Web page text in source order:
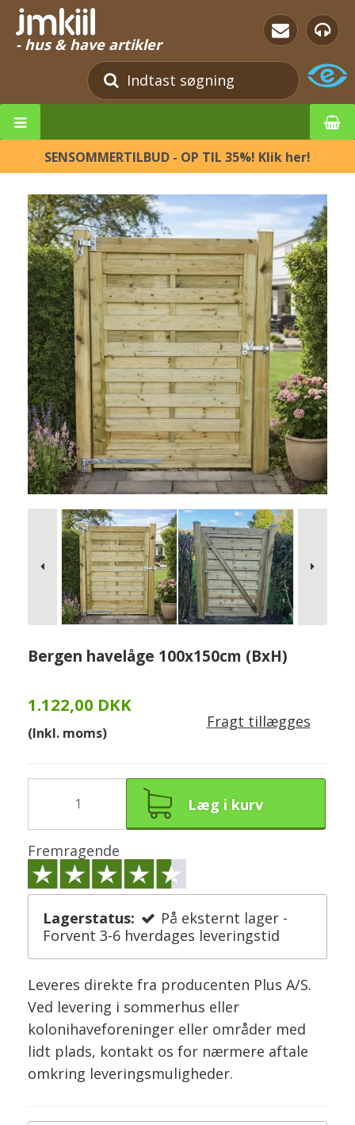
- hus & have artikler
SENSOMMERTILBUD - OP TIL 35%! Klik her!
Bergen havelåge 100x150cm (BxH)
1.122,00 DKK
(Inkl. moms)
Fragt tillægges
Læg i kurv
Fremragende
Lagerstatus:
På eksternt lager -
Forvent 3-6 hverdages leveringstid
Leveres direkte fra producenten Plus A/S.
Ved levering i sommerhus eller
kolonihaveforeninger eller områder med
lidt plads, kontakt os for nærmere aftale
omkring leveringsmuligheder.